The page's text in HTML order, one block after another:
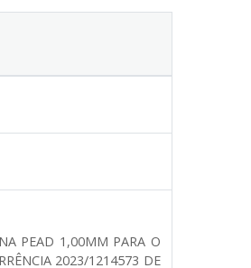
PEAD 1,00MM PARA O
2023/1214573 DE